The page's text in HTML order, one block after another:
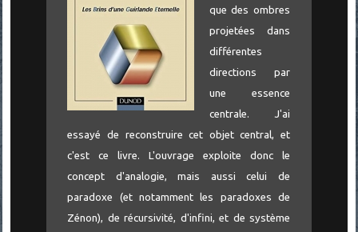
que des ombres
projetées dans
différentes
directions par
une essence
centrale. J'ai
essayé de reconstruire cet objet central, et
c'est ce livre. L'ouvrage exploite donc le
concept d'analogie, mais aussi celui de
paradoxe (et notamment les paradoxes de
Zénon), de récursivité, d'infini, et de système